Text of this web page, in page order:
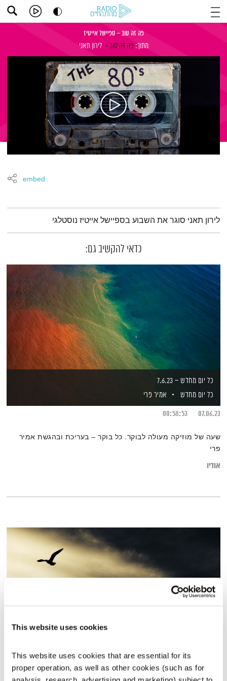
This website uses cookies
This website uses cookies that are essential for its
proper operation, as well as other cookies (such as for
פה זה טוב – ספיישל אייטיז
מתוך: פה זה טוב לירון תאני
embed
תמצית הפודקאסט
לירון תאני סוגר את השבוע בספיישל אייטיז נוסטלגי
כדאי להקשיב גם:
כל יום מחדש – 7.6.23
כל יום מחדש
אמיר פרי
07.06.23
00:58:53
שעה של מוזיקה מעולה לבוקר. כל בוקר – בעריכת ובהגשת אמיר
פרי
אודיו
קול קורא
תום לב-אריוירדן להבי
06.11.19
00:12:27